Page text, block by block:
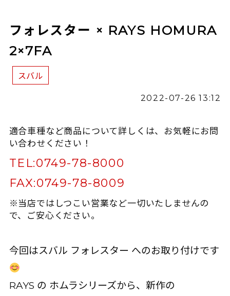
フォレスター × RAYS HOMURA
2×7FA
スバル
2022-07-26 13:12
適合車種など商品について詳しくは、お気軽にお問
い合わせください！
TEL:0749-78-8000
FAX:0749-78-8009
※当店ではしつこい営業など一切いたしませんの
で、ご安心ください。
今回はスバル フォレスター へのお取り付けです
RAYS の ホムラシリーズから、新作の